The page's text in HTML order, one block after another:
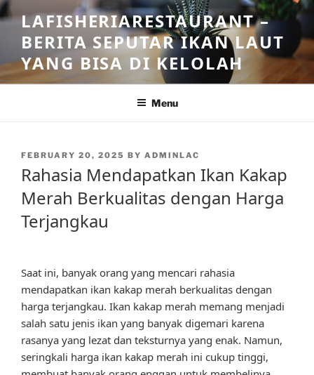
Skip
to
content
LAFISHERIARESTAURANT –
BERITA SEPUTAR IKAN LAUT
YANG BISA DI KELOLAH
Menu
POSTED
FEBRUARY 20, 2025 BY ADMINLAC
Rahasia Mendapatkan Ikan Kakap
Merah Berkualitas dengan Harga
Terjangkau
Saat ini, banyak orang yang mencari rahasia
mendapatkan ikan kakap merah berkualitas dengan
harga terjangkau. Ikan kakap merah memang menjadi
salah satu jenis ikan yang banyak digemari karena
rasanya yang lezat dan teksturnya yang enak. Namun,
seringkali harga ikan kakap merah ini cukup tinggi,